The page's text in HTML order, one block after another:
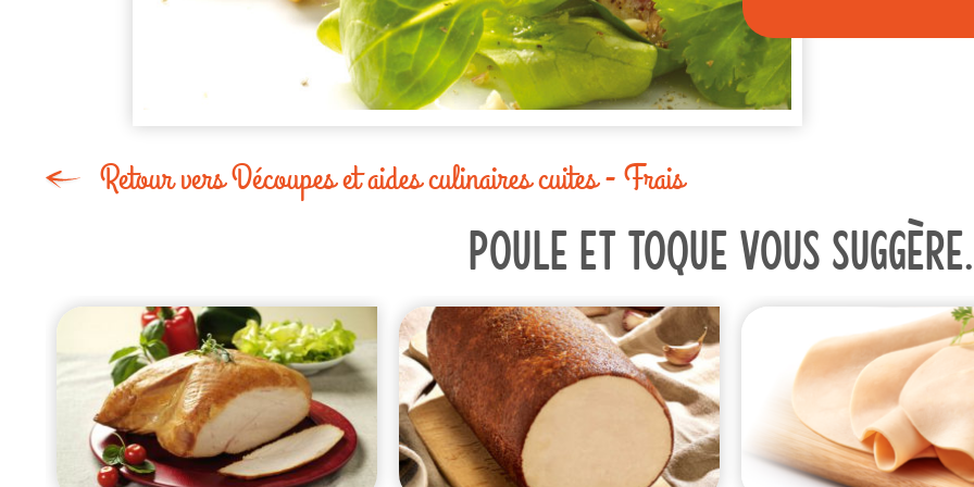
Retour vers Découpes et aides culinaires cuites - Frais
Poule et toque vous